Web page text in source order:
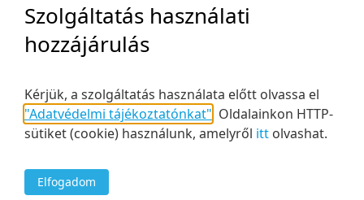
Feltöltés idejéig
Keresés
Szolgáltatás használati
hozzájárulás
Kérjük, a szolgáltatás használata előtt olvassa el
"Adatvédelmi tájékoztatónkat" Oldalainkon HTTP-
sütiket (cookie) használunk, amelyről itt olvashat.
Elfogadom